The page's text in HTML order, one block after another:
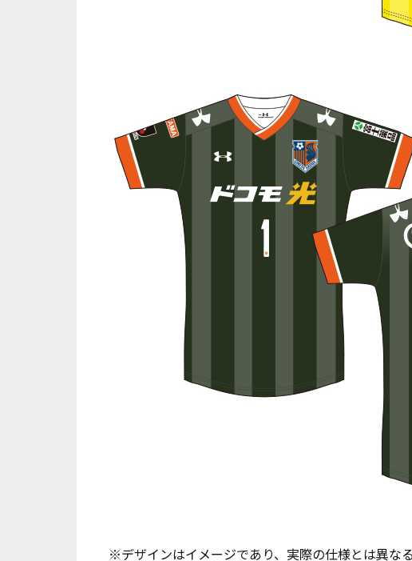
※デザインはイメージであり、実際の仕様とは異なる